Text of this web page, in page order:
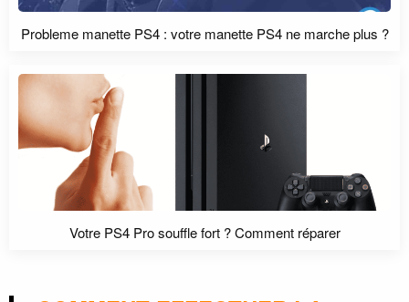
Probleme manette PS4 : votre manette PS4 ne marche plus ?
Votre PS4 Pro souffle fort ? Comment réparer